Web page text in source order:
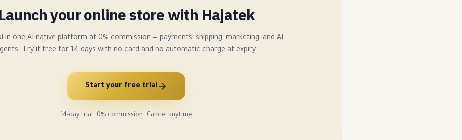
Launch your online store with Hajatek
in one AI-native platform at 0% commission — payments, shipping, marketing, and AI
Try it free for 14 days with no card and no automatic charge at expiry.
Start your free trial
14-day trial · 0% commission · Cancel anytime